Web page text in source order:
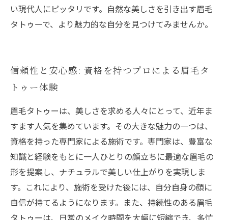
い現代人にピッタリです。自然な美しさを引き出す眉毛
タトゥーで、より魅力的な自分を見つけてみませんか。
信頼性と安心感: 資格を持つプロによる眉毛タ
トゥー体験
眉毛タトゥーは、美しさを求める人々にとって、近年ま
すます人気を集めています。その大きな魅力の一つは、
資格を持った専門家による施術です。専門家は、豊富な
知識と経験をもとに一人ひとりの顔立ちに最適な眉毛の
形を提案し、ナチュラルで美しい仕上がりを実現しま
す。これにより、施術を受けた後には、自分自身の顔に
自信が持てるようになります。また、持続性のある眉毛
タトゥーは、日常のメイク時間を大幅に短縮でき、多忙